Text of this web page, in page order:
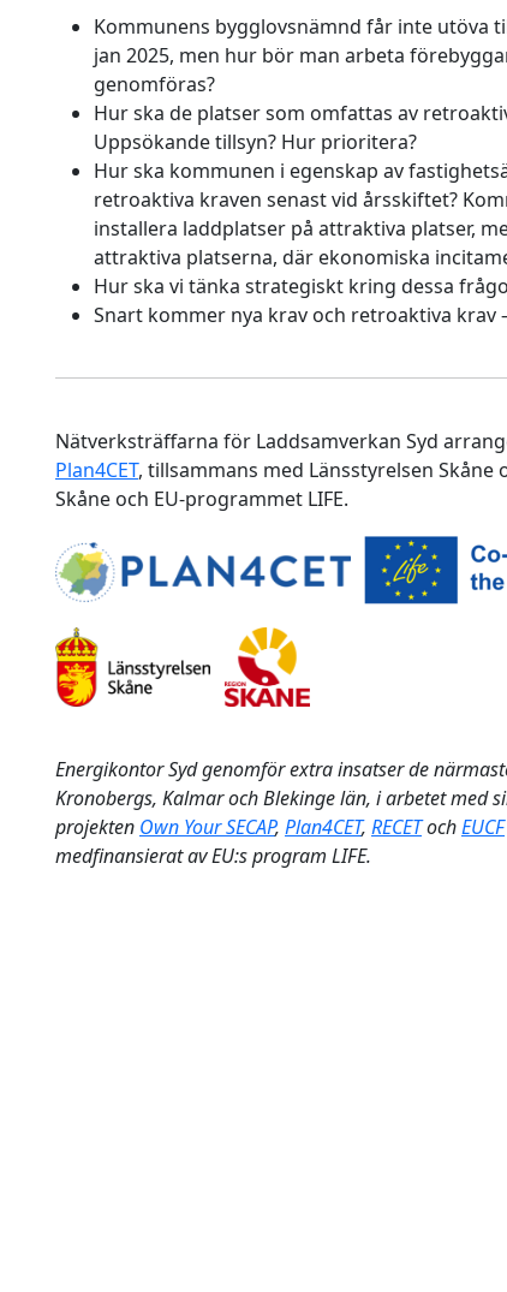
Kommunens bygglovsnämnd får inte utöva
jan 2025, men hur bör man arbeta
genomföras?
Hur ska de platser som omfattas av
Uppsökande tillsyn? Hur prioritera?
Hur ska kommunen i egenskap av
retroaktiva kraven senast vid årsskiftet?
installera laddplatser på attraktiva platser,
attraktiva platserna, där ekonomiska
Hur ska vi tänka strategiskt kring dessa
Snart kommer nya krav och retroaktiva krav
Nätverksträffarna för Laddsamverkan Syd
Plan4CET, tillsammans med Länsstyrelsen
Skåne och EU-programmet LIFE.
Energikontor Syd genomför extra insatser de
Kronobergs, Kalmar och Blekinge län, i arbetet med
projekten Own YourSECAP, Plan4CET, RECETochEUCF
medfinansierat av EU:s program LIFE.